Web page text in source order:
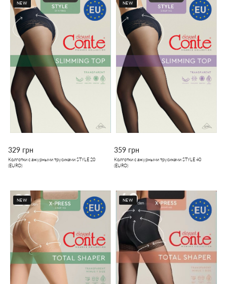
NEW
329 грн
Колготки с ажурными трусиками STYLE 20
(EURO)
NEW
359 грн
Колготки с ажурными трусиками STYLE 40
(EURO)
NEW NEW